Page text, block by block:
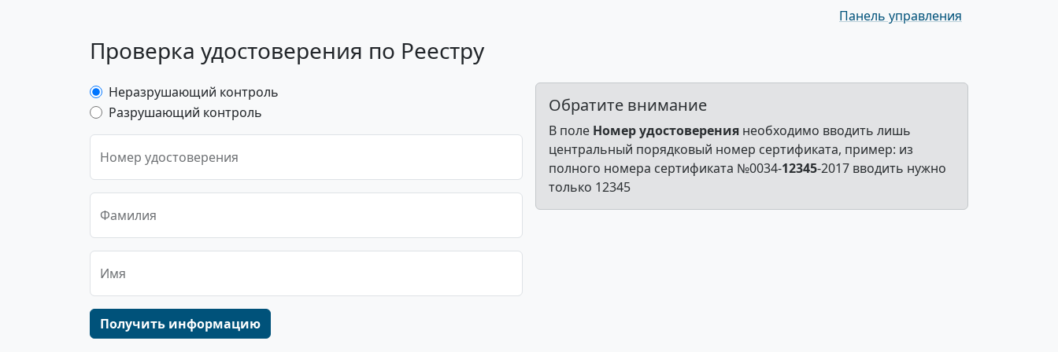
Панель управления
Проверка удостоверения по Реестру
Неразрушающий контроль
Разрушающий контроль
Номер удостоверения
Фамилия
Имя
Получить информацию
Обратите внимание
В поле Номер удостоверения необходимо вводить лишь
центральный порядковый номер сертификата, пример: из
полного номера сертификата №0034-12345-2017 вводить нужно
только 12345